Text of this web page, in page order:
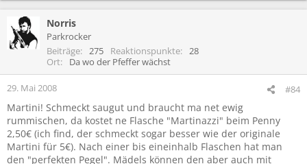
Norris
Parkrocker
Beiträge
275 Reaktionspunkte
28
Ort
Da wo der Pfeffer wächst
29. Mai 2008 #84
Martini! Schmeckt saugut und braucht ma net ewig
rummischen, da kostet ne Flasche "Martinazzi" beim Penny
2,50€ (ich find, der schmeckt sogar besser wie der originale
Martini für 5€). Nach einer bis eineinhalb Flaschen hat man
den "perfekten Pegel". Mädels können den aber auch mit